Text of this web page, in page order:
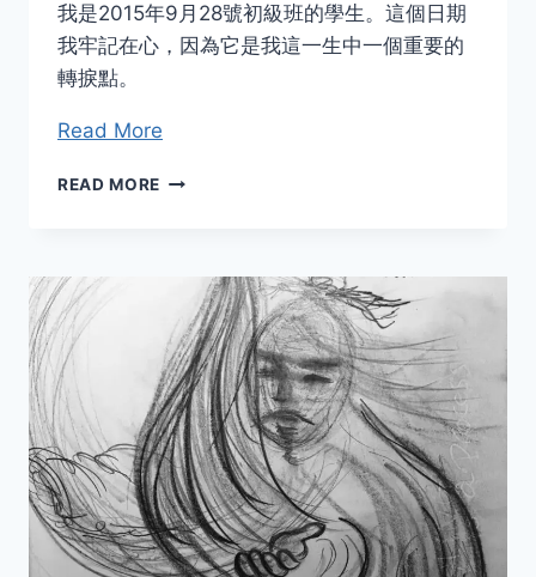
我是2015年9月28號初級班的學生。這個日期
我牢記在心，因為它是我這一生中一個重要的
轉捩點。
Read More
READ MORE